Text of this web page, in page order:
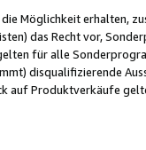
Möglichkeit erhalten,
das Recht vor,
für alle
disqualifizierende
auf Produktverkäufe